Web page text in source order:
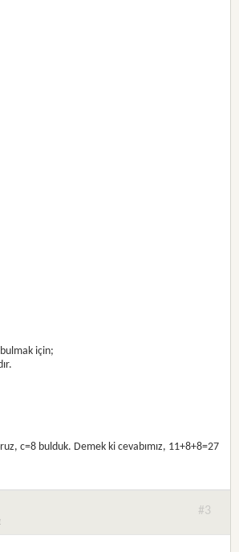
için;
c=8 bulduk. Demek ki cevabımız, 11+8+8=27
#3